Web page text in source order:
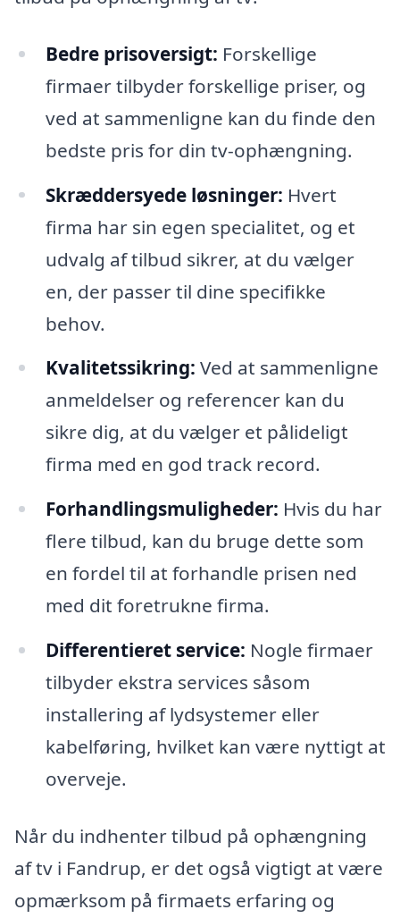
Bedre prisoversigt: Forskellige
firmaer tilbyder forskellige priser, og
ved at sammenligne kan du finde den
bedste pris for din tv-ophængning.
Skræddersyede løsninger: Hvert
firma har sin egen specialitet, og et
udvalg af tilbud sikrer, at du vælger
en, der passer til dine specifikke
behov.
Kvalitetssikring: Ved at sammenligne
anmeldelser og referencer kan du
sikre dig, at du vælger et pålideligt
firma med en god track record.
Forhandlingsmuligheder: Hvis du har
flere tilbud, kan du bruge dette som
en fordel til at forhandle prisen ned
med dit foretrukne firma.
Differentieret service: Nogle firmaer
tilbyder ekstra services såsom
installering af lydsystemer eller
kabelføring, hvilket kan være nyttigt at
overveje.
Når du indhenter tilbud på ophængning
af tv i Fandrup, er det også vigtigt at være
opmærksom på firmaets erfaring og